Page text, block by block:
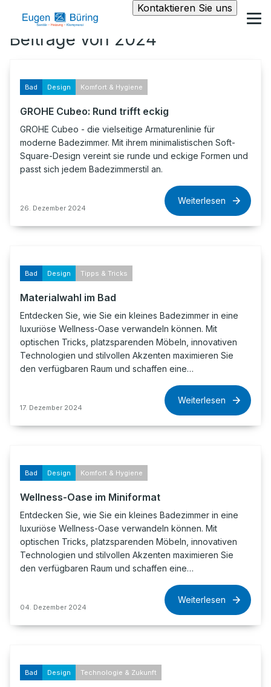
Kontaktieren Sie uns
Beiträge von 2024
Bad Design Komfort & Hygiene
GROHE Cubeo: Rund trifft eckig
GROHE Cubeo - die vielseitige Armaturenlinie für
moderne Badezimmer. Mit ihrem minimalistischen Soft-
Square-Design vereint sie runde und eckige Formen und
passt sich jedem Badezimmerstil an.
26. Dezember 2024
Weiterlesen
Bad Design Tipps & Tricks
Materialwahl im Bad
Entdecken Sie, wie Sie ein kleines Badezimmer in eine
luxuriöse Wellness-Oase verwandeln können. Mit
optischen Tricks, platzsparenden Möbeln, innovativen
Technologien und stilvollen Akzenten maximieren Sie
den verfügbaren Raum und schaffen eine…
17. Dezember 2024
Weiterlesen
Bad Design Komfort & Hygiene
Wellness-Oase im Miniformat
Entdecken Sie, wie Sie ein kleines Badezimmer in eine
luxuriöse Wellness-Oase verwandeln können. Mit
optischen Tricks, platzsparenden Möbeln, innovativen
Technologien und stilvollen Akzenten maximieren Sie
den verfügbaren Raum und schaffen eine…
04. Dezember 2024
Weiterlesen
Bad Design Technologie & Zukunft